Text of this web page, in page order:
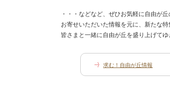
・・・などなど、ぜひお気軽に自由が
お寄せいただいた情報を元に、新たな
皆さまと一緒に自由が丘を盛り上げてゆ
求む！自由が丘情報